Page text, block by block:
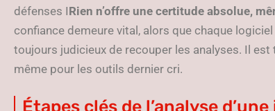
défenses IRien n’offre une certitude absolue,
confiance demeure vital, alors que chaque
toujours judicieux de recouper les analyses. Il
même pour les outils dernier cri.
Étapes clés de l’analyse